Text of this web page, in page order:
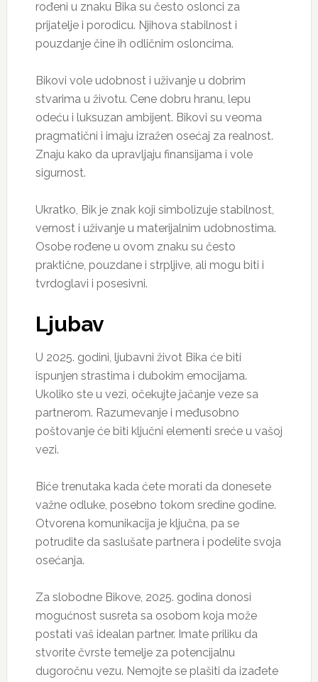
rođeni u znaku Bika su često oslonci za
prijatelje i porodicu. Njihova stabilnost i
pouzdanje čine ih odličnim osloncima.
Bikovi vole udobnost i uživanje u dobrim
stvarima u životu. Cene dobru hranu, lepu
odeću i luksuzan ambijent. Bikovi su veoma
pragmatični i imaju izražen osećaj za realnost.
Znaju kako da upravljaju finansijama i vole
sigurnost.
Ukratko, Bik je znak koji simbolizuje stabilnost,
vernost i uživanje u materijalnim udobnostima.
Osobe rođene u ovom znaku su često
praktične, pouzdane i strpljive, ali mogu biti i
tvrdoglavi i posesivni.
Ljubav
U 2025. godini, ljubavni život Bika će biti
ispunjen strastima i dubokim emocijama.
Ukoliko ste u vezi, očekujte jačanje veze sa
partnerom. Razumevanje i međusobno
poštovanje će biti ključni elementi sreće u vašoj
vezi.
Biće trenutaka kada ćete morati da donesete
važne odluke, posebno tokom sredine godine.
Otvorena komunikacija je ključna, pa se
potrudite da saslušate partnera i podelite svoja
osećanja.
Za slobodne Bikove, 2025. godina donosi
mogućnost susreta sa osobom koja može
postati vaš idealan partner. Imate priliku da
stvorite čvrste temelje za potencijalnu
dugoročnu vezu. Nemojte se plašiti da izađete